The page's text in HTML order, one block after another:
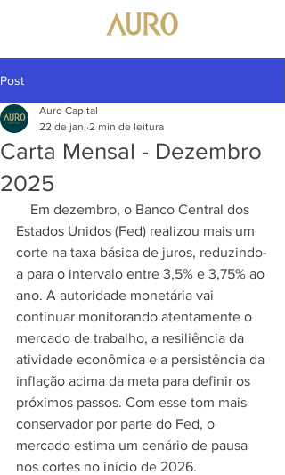
Post
Carta Mensal - Dezembro
2025
Auro Capital
22 de jan. 2 min de leitura
Em dezembro, o Banco Central dos
Estados Unidos (Fed) realizou mais um
corte na taxa básica de juros, reduzindo-
a para o intervalo entre 3,5% e 3,75% ao
ano. A autoridade monetária vai
continuar monitorando atentamente o
mercado de trabalho, a resiliência da
atividade econômica e a persistência da
inflação acima da meta para definir os
próximos passos. Com esse tom mais
conservador por parte do Fed, o
mercado estima um cenário de pausa
nos cortes no início de 2026.